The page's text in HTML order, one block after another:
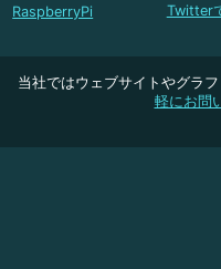
RaspberryPi Twitter
当社ではウェブサイトやグラ
軽にお問